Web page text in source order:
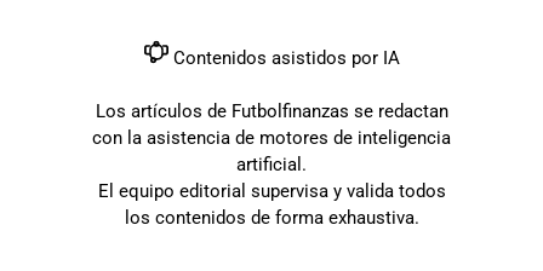
Contenidos asistidos por IA
Los artículos de Futbolfinanzas se redactan
con la asistencia de motores de inteligencia
artificial.
El equipo editorial supervisa y valida todos
los contenidos de forma exhaustiva.